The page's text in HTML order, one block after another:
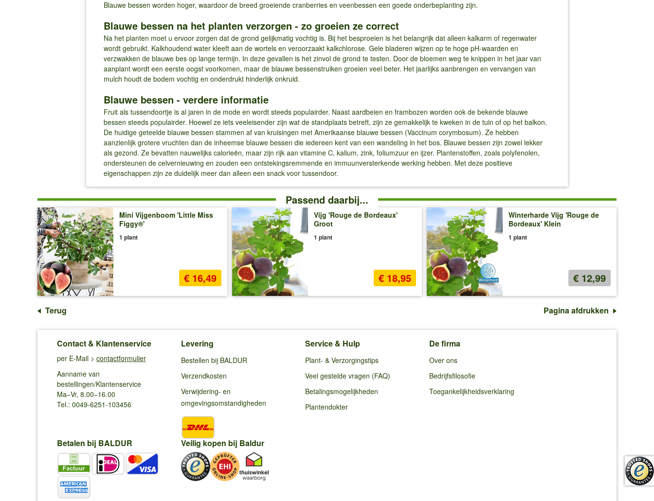
Blauwe bessen worden hoger, waardoor de breed groeiende cranberries en veenbessen een goede onderbeplanting zijn.
Blauwe bessen na het planten verzorgen - zo groeien ze correct
Na het planten moet u ervoor zorgen dat de grond gelijkmatig vochtig is. Bij het besproeien is het belangrijk dat alleen kalkarm of regenwater
wordt gebruikt. Kalkhoudend water kleeft aan de wortels en veroorzaakt kalkchlorose. Gele bladeren wijzen op te hoge pH-waarden en
verzwakken de blauwe bes op lange termijn. In deze gevallen is het zinvol de grond te testen. Door de bloemen weg te knippen in het jaar van
aanplant wordt een eerste oogst voorkomen, maar de blauwe bessenstruiken groeien veel beter. Het jaarlijks aanbrengen en vervangen van
mulch houdt de bodem vochtig en onderdrukt hinderlijk onkruid.
Blauwe bessen - verdere informatie
Fruit als tussendoortje is al jaren in de mode en wordt steeds populairder. Naast aardbeien en frambozen worden ook de bekende blauwe
bessen steeds populairder. Hoewel ze iets veeleisender zijn wat de standplaats betreft, zijn ze gemakkelijk te kweken in de tuin of op het balkon.
De huidige geteelde blauwe bessen stammen af van kruisingen met Amerikaanse blauwe bessen (Vaccinum corymbosum). Ze hebben
aanzienlijk grotere vruchten dan de inheemse blauwe bessen die iedereen kent van een wandeling in het bos. Blauwe bessen zijn zowel lekker
als gezond. Ze bevatten nauwelijks calorieën, maar zijn rijk aan vitamine C, kalium, zink, foliumzuur en ijzer. Plantenstoffen, zoals polyfenolen,
ondersteunen de celvernieuwing en zouden een ontstekingsremmende en immuunversterkende werking hebben. Met deze positieve
eigenschappen zijn ze duidelijk meer dan alleen een snack voor tussendoor.
Passend daarbij...
Mini Vijgenboom 'Little Miss
Figgy®'
1 plant
€ 16,49
Vijg 'Rouge de Bordeaux'
Groot
1 plant
€ 18,95
Winterharde Vijg 'Rouge de
Bordeaux' Klein
1 plant
€ 12,99
Terug Pagina afdrukken
Contact & Klantenservice
per E-Mail > contactformulier
Aanname van
bestellingen/Klantenservice
Ma–Vr, 8.00–16.00
Tel.: 0049-6251-103456
Levering
Bestellen bij BALDUR
Verzendkosten
Verwijdering- en
omgevingsomstandigheden
Service & Hulp
Plant- & Verzorgingstips
Veel gestelde vragen (FAQ)
Betalingsmogelijkheden
Plantendokter
De firma
Over ons
Bedrijfsfilosofie
Toegankelijkheidsverklaring
Betalen bij BALDUR Veilig kopen bij Baldur